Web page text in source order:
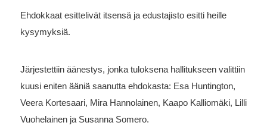
Ehdokkaat esittelivät itsensä ja edustajisto esitti heille
kysymyksiä.
Järjestettiin äänestys, jonka tuloksena hallitukseen valittiin
kuusi eniten ääniä saanutta ehdokasta: Esa Huntington,
Veera Kortesaari, Mira Hannolainen, Kaapo Kalliomäki, Lilli
Vuohelainen ja Susanna Somero.